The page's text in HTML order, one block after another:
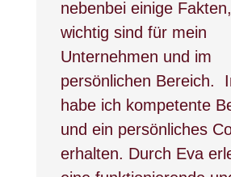
nebenbei einige
wichtig sind für mein
Unternehmen und im
persönlichen Bereich.
habe ich kompetente
und ein persönliches
erhalten. Durch Eva